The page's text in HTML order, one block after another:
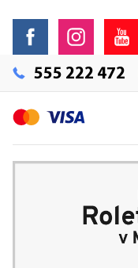
555 222 472